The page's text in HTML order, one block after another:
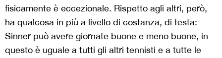
fisicamente è eccezionale. Rispetto agli altri, però,
ha qualcosa in più a livello di costanza, di testa:
Sinner può avere giornate buone e meno buone, in
questo è uguale a tutti gli altri tennisti e a tutte le